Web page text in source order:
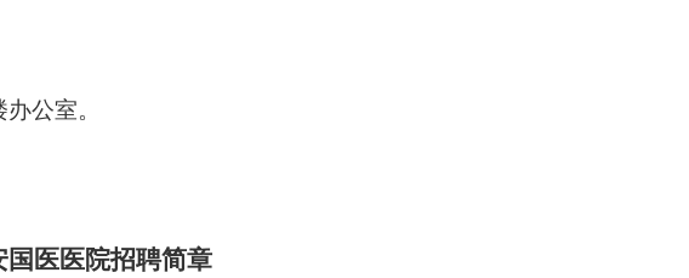
公室。
国医医院招聘简章